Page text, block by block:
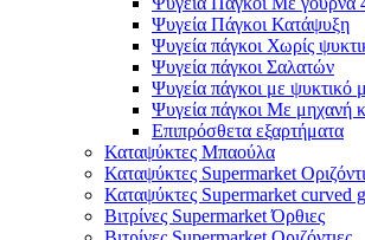
Ψυγεία Πάγκοι Κατάψυξη
Ψυγεία πάγκοι Χωρίς
Ψυγεία πάγκοι Σαλατών
Ψυγεία πάγκοι με ψυκτικό
Ψυγεία πάγκοι Με μηχανή
Επιπρόσθετα εξαρτήματα
Καταψύκτες Μπαούλα
Καταψύκτες Supermarket
Καταψύκτες Supermarket curved
Βιτρίνες Supermarket Όρθιες